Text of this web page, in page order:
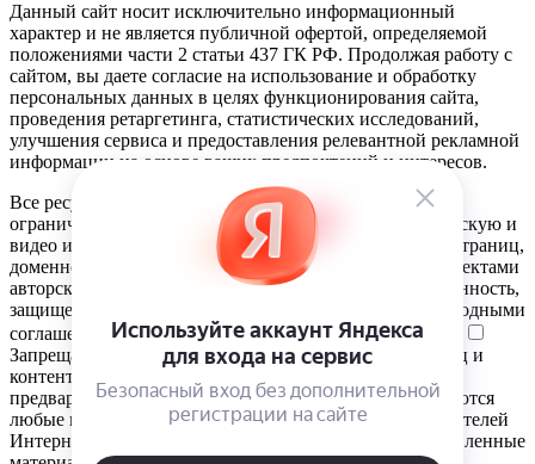
Данный сайт носит исключительно информационный
характер и не является публичной офертой, определяемой
положениями части 2 статьи 437 ГК РФ. Продолжая работу с
сайтом, вы даете согласие на использование и обработку
персональных данных в целях функционирования сайта,
проведения ретаргетинга, статистических исследований,
улучшения сервиса и предоставления релевантной рекламной
информации на основе ваших предпочтений и интересов.
Все ресурсы сайта фанера-пермь.рф, включая (но не
ограничиваясь) текстовую, графическую, фотографическую и
видео информацию, структуру, дизайн и оформление страниц,
доменное имя, фирменное наименование являются объектами
авторского права и прав на интеллектуальную собственность,
защищены российским законодательством и международными
соглашениями об охране авторских прав.Читать далее
Запрещается любое использование содержания страниц и
контента данного сайта на других площадках без
предварительного согласия правообладателя. Запрещаются
любые иные действия, в результате которых у пользователей
Интернета может сложиться впечатление, что представленные